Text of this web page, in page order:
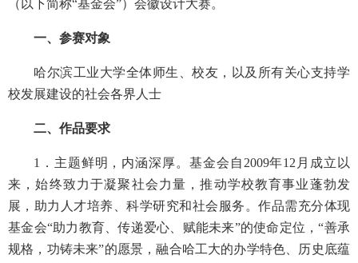
（以下简称“基金会”）会徽设计大赛。
一、参赛对象
哈尔滨工业大学全体师生、校友，以及所有关心支持学
校发展建设的社会各界人士
二、作品要求
1．主题鲜明，内涵深厚。基金会自2009年12月成立以
来，始终致力于凝聚社会力量，推动学校教育事业蓬勃发
展，助力人才培养、科学研究和社会服务。作品需充分体现
基金会“助力教育、传递爱心、赋能未来”的使命定位，“善承
规格，功铸未来”的愿景，融合哈工大的办学特色、历史底蕴